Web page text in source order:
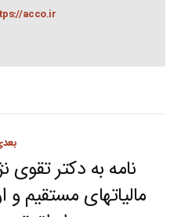
acco.ir
navigation
نامه به دکتر تقوی
مالیاتهای مستقیم و